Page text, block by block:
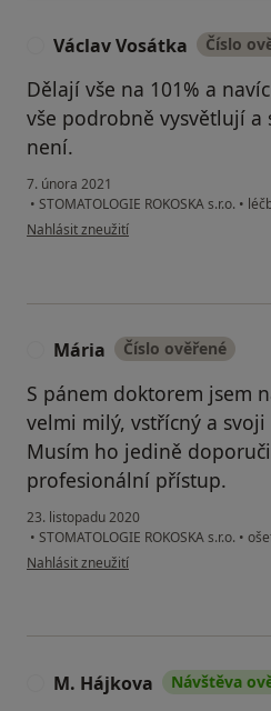
Václav Vosátka Číslo
Dělají vše na 101% a
vše podrobně vysvětlují a
není.
7. února 2021
• STOMATOLOGIE ROKOSKA s.r.o. •
podle názoru uživatele Václav Vosátka
Nahlásit zneužití
Mária Číslo ověřené
S pánem doktorem jsem
velmi milý, vstřícný a
Musím ho jedině
profesionální přístup.
23. listopadu 2020
• STOMATOLOGIE ROKOSKA s.r.o. •
podle názoru uživatele Mária
Nahlásit zneužití
M. Hájkova Návštěva